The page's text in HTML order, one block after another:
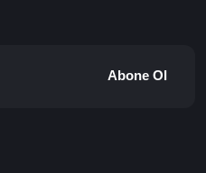
Abone Ol